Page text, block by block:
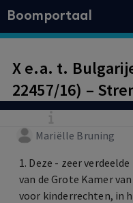
Boomportaal
X e.a. t.
22457/16) –
aan effectief
naar vermeend
misbruik van
weeshuis
Mariëlle Bruning
1. Deze - zeer
van de Grote Kamer
voor kinderrechten, in